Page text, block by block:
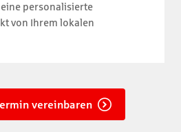
personalisierte
von Ihrem lokalen
vereinbaren